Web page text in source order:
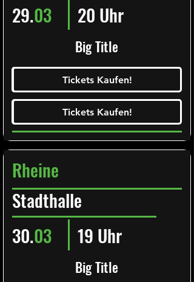
Big Title
29.03 20 Uhr
Tickets Kaufen!
Ticketalarm abonieren!
Tickets Kaufen!
Tickets Kaufen!
Tickets Kaufen!
Rheine
Stadthalle
Big Title
30.03 19 Uhr